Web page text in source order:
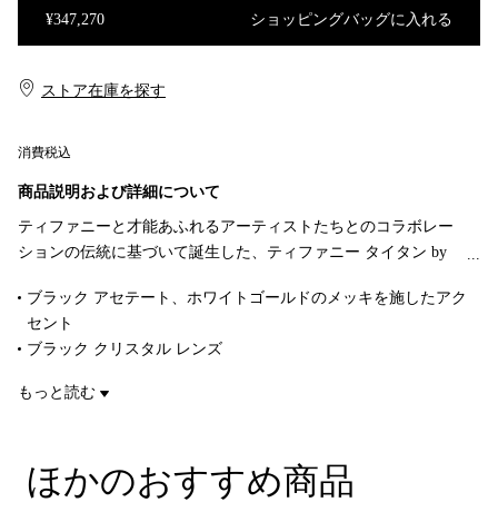
¥347,270 ショッピングバッグに入れる
消費税込
ストア在庫を探す​​
商品説明および詳細について
ティファニーと才能あふれるアーティストたちとのコラボレー
ションの伝統に基づいて誕生した、ティファニー タイタン by
コレクションです。槍のモチーフをアクセントに大胆なシルエ
ットが際立つティファニー タイタン サングラスは、まるで身に
着けるアートのようなデザインが魅力を放ちます。ギリシャ神
話の海神ポセイドンが持つトライデント（三叉槍）に着想を得
スは、芸術性とデザインが見事に融合しながら、存在感を放つ
ブラック アセテート、ホワイトゴールドのメッキを施したアク
セント
ブラック クリスタル レンズ
フレームはすべての顔型にフィットするようにデザインされてい
ブリッジの幅 19mm
テンプルの幅 140mm
もっと読む
ほかのおすすめ商品